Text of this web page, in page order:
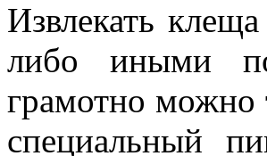
Извлекать
либо иными
грамотно можно
специальный